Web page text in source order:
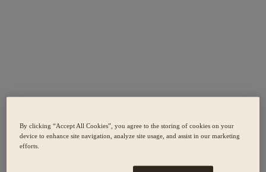
By clicking “Accept All Cookies”, you agree to the storing of cookies on your
device to enhance site navigation, analyze site usage, and assist in our marketing
efforts.